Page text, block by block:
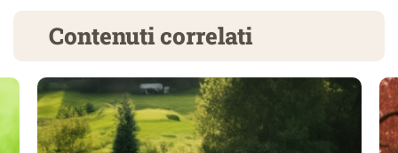
Contenuti correlati